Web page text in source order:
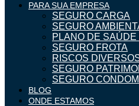
PARA SUA EMPRESA
SEGURO CARGA
SEGURO
PLANO DE SAÚDE
SEGURO FROTA
RISCOS
SEGURO
SEGURO
BLOG
ONDE ESTAMOS